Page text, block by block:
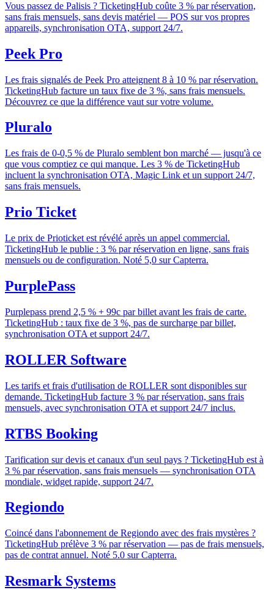
Vous passez de Palisis ? TicketingHub coûte 3 % par réservation,
sans frais mensuels, sans devis matériel — POS sur vos propres
appareils, synchronisation OTA, support 24/7.
Peek Pro
Les frais signalés de Peek Pro atteignent 8 à 10 % par réservation.
TicketingHub facture un taux fixe de 3 %, sans frais mensuels.
Découvrez ce que la différence vaut sur votre volume.
Pluralo
Les frais de 0-0,5 % de Pluralo semblent bon marché — jusqu'à ce
que vous comptiez ce qui manque. Les 3 % de TicketingHub
incluent la synchronisation OTA, Magic Link et un support 24/7,
sans frais mensuels.
Prio Ticket
Le prix de Prioticket est révélé après un appel commercial.
TicketingHub le publie : 3 % par réservation en ligne, sans frais
mensuels ou de configuration. Noté 5,0 sur Capterra.
PurplePass
Purplepass prend 2,5 % + 99c par billet avant les frais de carte.
TicketingHub : taux fixe de 3 %, pas de surcharge par billet,
synchronisation OTA et support 24/7.
ROLLER Software
Les tarifs et frais d'utilisation de ROLLER sont disponibles sur
demande. TicketingHub facture 3 % par réservation, sans frais
mensuels, avec synchronisation OTA et support 24/7 inclus.
RTBS Booking
Tarification sur devis et canaux d'un seul pays ? TicketingHub est à
3 % par réservation, sans frais mensuels — synchronisation OTA
mondiale, widget rapide, support 24/7.
Regiondo
Coincé dans l'abonnement de Regiondo avec des frais mystères ?
TicketingHub prélève 3 % par réservation — pas de frais mensuels,
pas de contrat annuel. Noté 5.0 sur Capterra.
Resmark Systems